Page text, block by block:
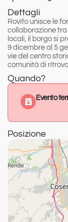
Dettagli
Rovito unisce le
collaborazione tra
locali, il borgo si
9 dicembre al 5
vie del centro
comunità di
Quando?
Evento
Posizione